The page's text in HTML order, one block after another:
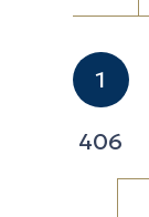
1
406